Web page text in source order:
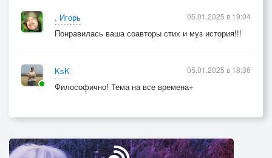
. Игорь
Понравилась ваша соавторы стих и муз история!!!
05.01.2025 в 19:04
KsK
Философично! Тема на все времена+
05.01.2025 в 18:36